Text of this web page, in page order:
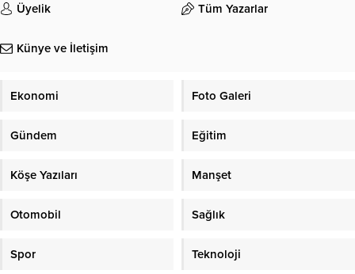
Üyelik Tüm Yazarlar
Künye ve İletişim
Ekonomi Foto Galeri
Gündem Eğitim
Köşe Yazıları Manşet
Otomobil Sağlık
Spor Teknoloji